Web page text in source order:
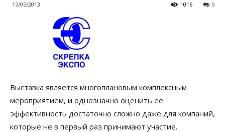
15/05/2013 0
1016
Выставка является многоплановым комплексным
мероприятием, и однозначно оценить ее
эффективность достаточно сложно даже для компаний,
которые не в первый раз принимают участие.